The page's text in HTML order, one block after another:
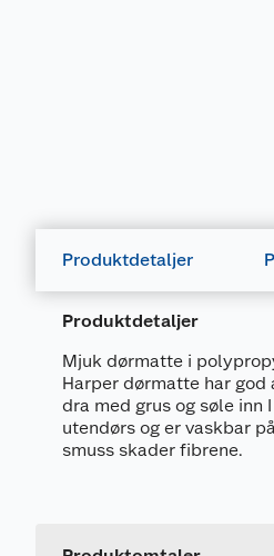
Produktdetaljer
Produktdetaljer
Mjuk dørmatte i
Harper dørmatte har god
dra med grus og søle inn
utendørs og er vaskbar
smuss skader fibrene.